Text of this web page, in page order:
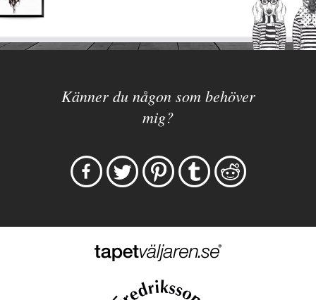
Känner du någon som behöver
mig?